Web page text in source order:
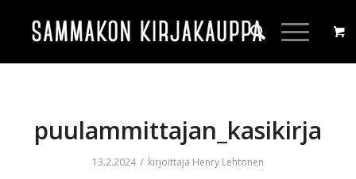
puulammittajan_kasikirja
13.2.2024 / kirjoittaja Henry Lehtonen